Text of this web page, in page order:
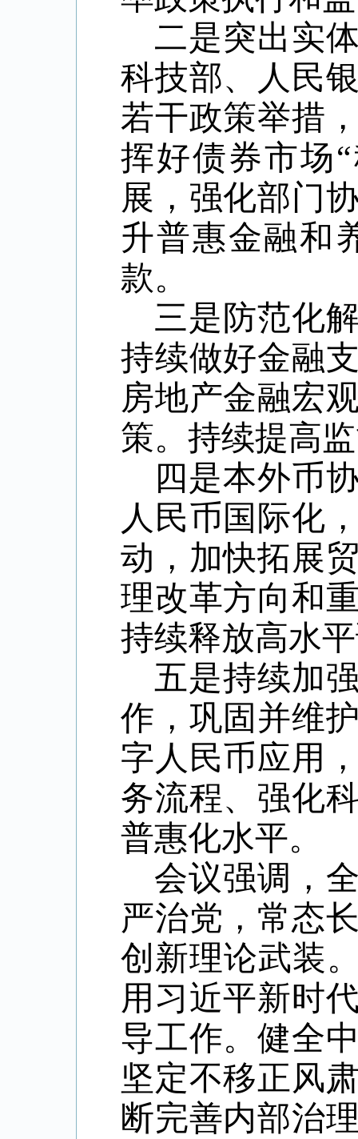
二是突出实
科技部、人民
若干政策举措
挥好债券市场
展，强化部门
升普惠金融和
款。
三是防范化
持续做好金融
房地产金融宏
策。持续提高
四是本外币
人民币国际化
动，加快拓展
理改革方向和
持续释放高水
五是持续加
作，巩固并维
字人民币应用
务流程、强化
普惠化水平。
会议强调，
严治党，常态
创新理论武装
用习近平新时
导工作。健全
坚定不移正风
断完善内部治